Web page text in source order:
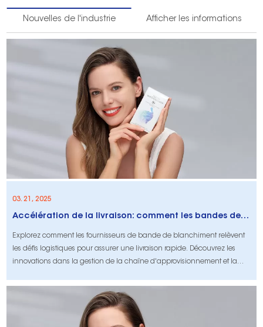
Nouvelles de l'industrie Afficher les informations
03. 21, 2025
Accélération de la livraison: comment les bandes de blanchiment les fournisseurs révolutionnent la logistique
Explorez comment les fournisseurs de bande de blanchiment relèvent
les défis logistiques pour assurer une livraison rapide. Découvrez les
innovations dans la gestion de la chaîne d'approvisionnement et la